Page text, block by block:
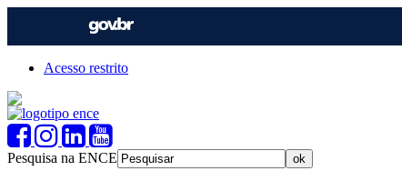
Acesso restrito
Pesquisa na ENCE